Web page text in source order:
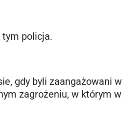
tym policja.
gdy byli zaangażowani w
zagrożeniu, w którym w